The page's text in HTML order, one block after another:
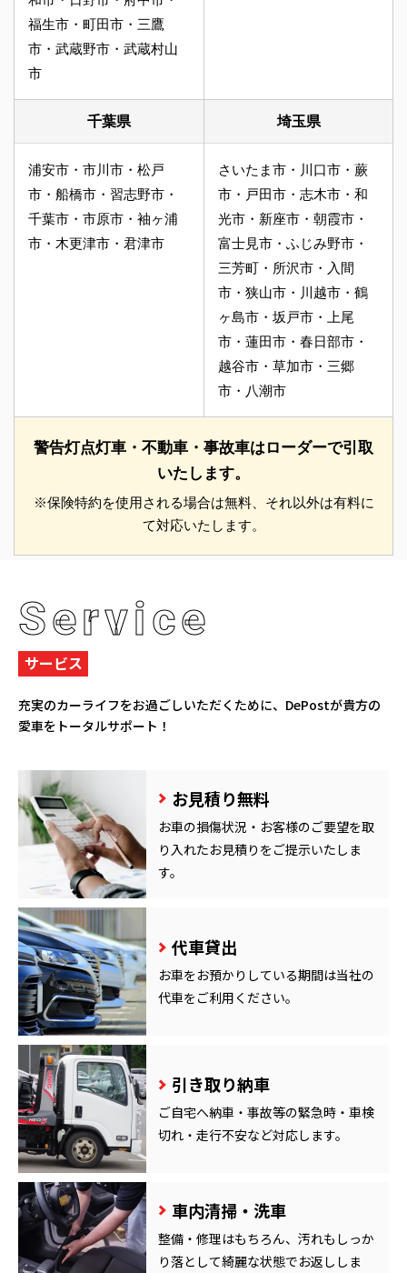
福生市・町田市・三鷹
市・武蔵野市・武蔵村山
市
千葉県
浦安市・市川市・松戸
市・船橋市・習志野市・
千葉市・市原市・袖ヶ浦
市・木更津市・君津市
埼玉県
さいたま市・川口市・蕨
市・戸田市・志木市・和
光市・新座市・朝霞市・
富士見市・ふじみ野市・
三芳町・所沢市・入間
市・狭山市・川越市・鶴
ヶ島市・坂戸市・上尾
市・蓮田市・春日部市・
越谷市・草加市・三郷
市・八潮市
警告灯点灯車・不動車・事故車はローダーで引取
いたします。
※保険特約を使用される場合は無料、それ以外は有料に
て対応いたします。
Service
サービス
充実のカーライフをお過ごしいただくために、 DePostが貴方の
愛車をトータルサポート！
お見積り無料
お車の損傷状況・お客様のご要望を取
り入れたお見積りをご提示いたしま
す。
代車貸出
お車をお預かりしている期間は当社の
代車をご利用ください。
引き取り納車
ご自宅へ納車・事故等の緊急時・車検
切れ・走行不安など対応します。
車内清掃・洗車
整備・修理はもちろん、汚れもしっか
り落として綺麗な状態でお返ししま